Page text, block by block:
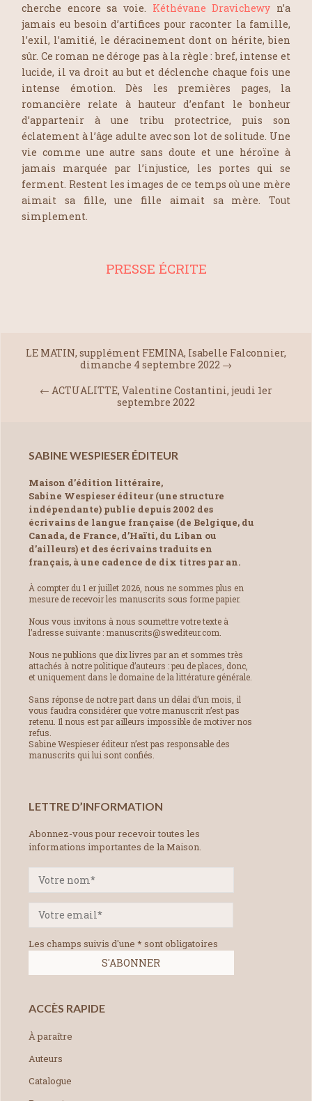
cherche encore sa voie. Kéthévane Dravichewy n’a
jamais eu besoin d’artifices pour raconter la famille,
l’exil, l’amitié, le déracinement dont on hérite, bien
sûr. Ce roman ne déroge pas à la règle : bref, intense et
lucide, il va droit au but et déclenche chaque fois une
intense émotion. Dès les premières pages, la
romancière relate à hauteur d’enfant le bonheur
d’appartenir à une tribu protectrice, puis son
éclatement à l’âge adulte avec son lot de solitude. Une
vie comme une autre sans doute et une héroïne à
jamais marquée par l’injustice, les portes qui se
ferment. Restent les images de ce temps où une mère
aimait sa fille, une fille aimait sa mère. Tout
simplement.
PRESSE ÉCRITE
LE MATIN, supplément FEMINA, Isabelle Falconnier,
dimanche 4 septembre 2022 →
← ACTUALITTE, Valentine Costantini, jeudi 1er
septembre 2022
SABINE WESPIESER ÉDITEUR
Maison d’édition littéraire,
Sabine Wespieser éditeur (une structure
indépendante) publie depuis 2002 des
écrivains de langue française (de Belgique, du
Canada, de France, d’Haïti, du Liban ou
d’ailleurs) et des écrivains traduits en
français, à une cadence de dix titres par an.
À compter du 1 er juillet 2026, nous ne sommes plus en
mesure de recevoir les manuscrits sous forme papier.
Nous vous invitons à nous soumettre votre texte à
l’adresse suivante : manuscrits@swediteur.com.
Nous ne publions que dix livres par an et sommes très
attachés à notre politique d’auteurs : peu de places, donc,
et uniquement dans le domaine de la littérature générale.
Sans réponse de notre part dans un délai d’un mois, il
vous faudra considérer que votre manuscrit n’est pas
retenu. Il nous est par ailleurs impossible de motiver nos
refus.
Sabine Wespieser éditeur n’est pas responsable des
manuscrits qui lui sont confiés.
LETTRE D’INFORMATION
Abonnez-vous pour recevoir toutes les
informations importantes de la Maison.
Les champs suivis d'une * sont obligatoires
ACCÈS RAPIDE
À paraître
Auteurs
Catalogue